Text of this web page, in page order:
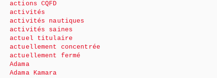
actions CQFD
activités
activités nautiques
activités saines
actuel titulaire
actuellement concentrée
actuellement fermé
Adama
Adama Kamara